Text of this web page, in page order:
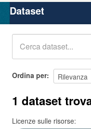
Organizzazioni
Gruppi
Dataset
Ordina per
1 dataset
Licenze sulle risorse: